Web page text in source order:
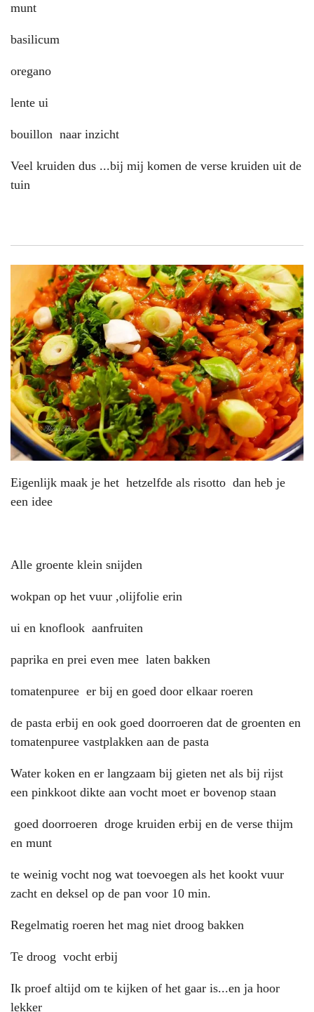
munt
basilicum
oregano
lente ui
bouillon naar inzicht
Veel kruiden dus ...bij mij komen de verse kruiden uit de
tuin
Eigenlijk maak je het hetzelfde als risotto dan heb je
een idee
Alle groente klein snijden
wokpan op het vuur ,olijfolie erin
ui en knoflook aanfruiten
paprika en prei even mee laten bakken
tomatenpuree er bij en goed door elkaar roeren
de pasta erbij en ook goed doorroeren dat de groenten en
tomatenpuree vastplakken aan de pasta
Water koken en er langzaam bij gieten net als bij rijst
een pinkkoot dikte aan vocht moet er bovenop staan
goed doorroeren droge kruiden erbij en de verse thijm
en munt
te weinig vocht nog wat toevoegen als het kookt vuur
zacht en deksel op de pan voor 10 min.
Regelmatig roeren het mag niet droog bakken
Te droog vocht erbij
Ik proef altijd om te kijken of het gaar is...en ja hoor
lekker